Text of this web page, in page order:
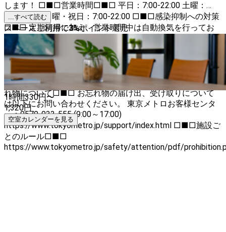
します！ □■□営業時間□■□ 平日：7:00-22:00 土曜：
7:00-22:00 日曜・祝日：7:00-22:00 □■□感染抑制への対策
□■□ 定期清掃に加え、営業時間中は自動換気を行ってお
ります。 また、抗菌・ウイルス対策に有効な抗菌剤のコー
ティングを施しています。 □■□ご希望日時がご予約いた
だけない場合□■□ 以下をご確認ください。併設ブース、
近隣ブースがご予約できる可能性があります。 スペース掲
載者について＞掲載者のスペースをすべて見る □■□お忘
れ物について□■□ お忘れ物の届け出、受け取りについて
は以下にお問い合わせください。 東京メトロお客様センタ
ー：0570-033-555 (9:00～17:00)
https://www.tokyometro.jp/support/index.html □■□施設ご
とのルール□■□
https://www.tokyometro.jp/safety/attention/pdf/
...すべて読む
スペースご利用で3%ポイント還元
1時間330円〜
1,320円
空室カレンダーを見る